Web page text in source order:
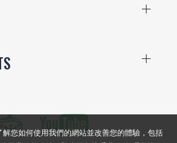
您如何使用我們的網站並改善您的體驗，包括